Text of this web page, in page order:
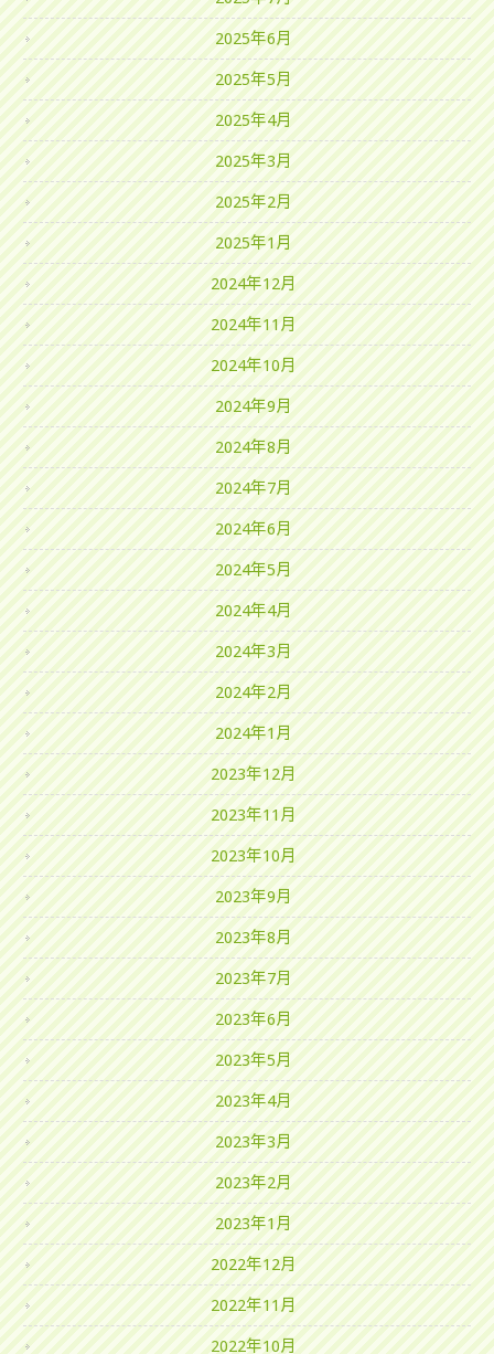
2025年6月
2025年5月
2025年4月
2025年3月
2025年2月
2025年1月
2024年12月
2024年11月
2024年10月
2024年9月
2024年8月
2024年7月
2024年6月
2024年5月
2024年4月
2024年3月
2024年2月
2024年1月
2023年12月
2023年11月
2023年10月
2023年9月
2023年8月
2023年7月
2023年6月
2023年5月
2023年4月
2023年3月
2023年2月
2023年1月
2022年12月
2022年11月
2022年10月